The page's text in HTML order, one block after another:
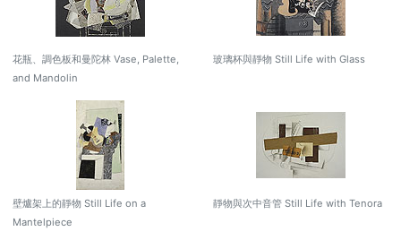
花瓶、調色板和曼陀林 Vase, Palette,
and Mandolin
玻璃杯與靜物 Still Life with Glass
壁爐架上的靜物 Still Life on a
Mantelpiece
靜物與次中音管 Still Life with Tenora